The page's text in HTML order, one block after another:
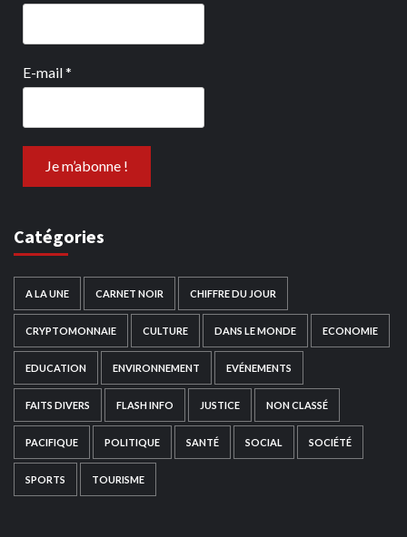
E-mail*
Catégories
A LA UNE CARNET NOIR CHIFFRE DU JOUR
CRYPTOMONNAIE CULTURE DANS LE MONDE ECONOMIE
EDUCATION ENVIRONNEMENT EVÉNEMENTS
FAITS DIVERS FLASH INFO JUSTICE NON CLASSÉ
PACIFIQUE POLITIQUE SANTÉ SOCIAL SOCIÉTÉ
SPORTS TOURISME